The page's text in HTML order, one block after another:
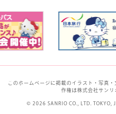
このホームページに掲載のイラスト・写真
作権は株式会社サンリ
© 2026 SANRIO CO., LTD.